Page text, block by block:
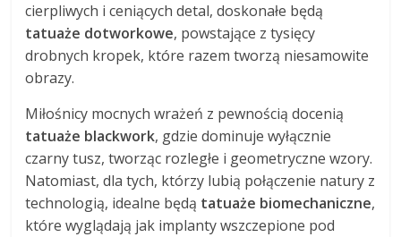
cierpliwych i ceniących detal, doskonałe będą
tatuaże dotworkowe, powstające z tysięcy
drobnych kropek, które razem tworzą niesamowite
obrazy.
Miłośnicy mocnych wrażeń z pewnością docenią
tatuaże blackwork, gdzie dominuje wyłącznie
czarny tusz, tworząc rozległe i geometryczne wzory.
Natomiast, dla tych, którzy lubią połączenie natury z
technologią, idealne będą tatuaże biomechaniczne,
które wyglądają jak implanty wszczepione pod